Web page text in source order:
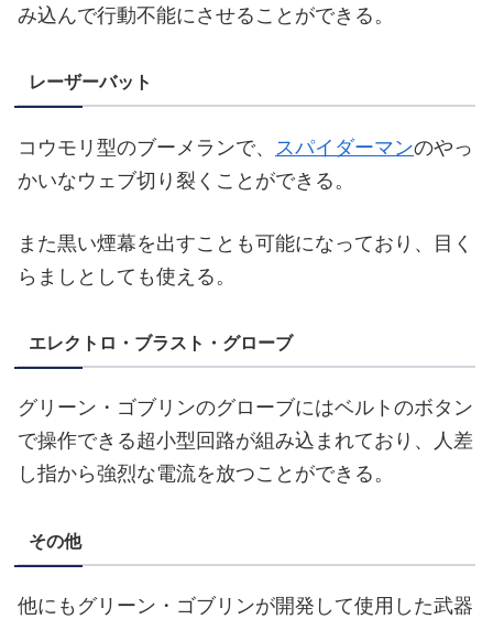
み込んで行動不能にさせることができる。
レーザーバット
コウモリ型のブーメランで、 スパイダーマンのやっ
かいなウェブ切り裂くことができる。
また黒い煙幕を出すことも可能になっており、目く
らましとしても使える。
エレクトロ・ブラスト・グローブ
グリーン・ゴブリンのグローブにはベルトのボタン
で操作できる超小型回路が組み込まれており、人差
し指から強烈な電流を放つことができる。
その他
他にもグリーン・ゴブリンが開発して使用した武器